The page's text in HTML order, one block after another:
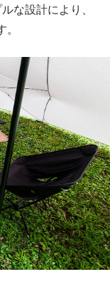
な設計により、